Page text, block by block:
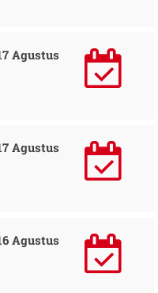
Agustus
Agustus
Agustus